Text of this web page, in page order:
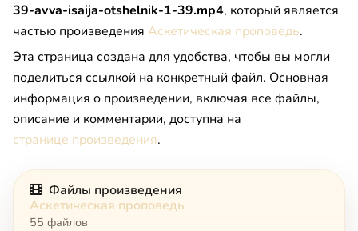
39-avva-isaija-otshelnik-1-39.mp4, который является
частью произведения Аскетическая проповедь.
Эта страница создана для удобства, чтобы вы могли
поделиться ссылкой на конкретный файл. Основная
информация о произведении, включая все файлы,
описание и комментарии, доступна на
странице произведения.
Файлы произведения
Аскетическая проповедь
55 файлов